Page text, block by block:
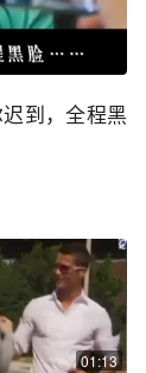
到，全程黑
01:13